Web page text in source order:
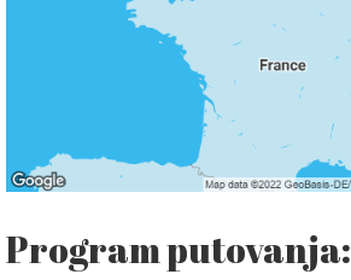
Program putovanja: